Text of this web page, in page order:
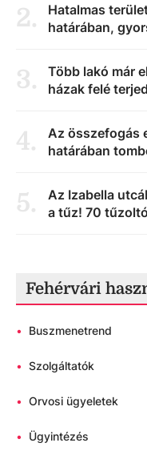
2.
Hatalmas
határában,
3.
Több lakó már
házak felé
4.
Az összefogás
határában
5.
Az Izabella
a tűz! 70
Fehérvári
• Buszmenetrend
• Szolgáltatók
• Orvosi ügyeletek
• Ügyintézés